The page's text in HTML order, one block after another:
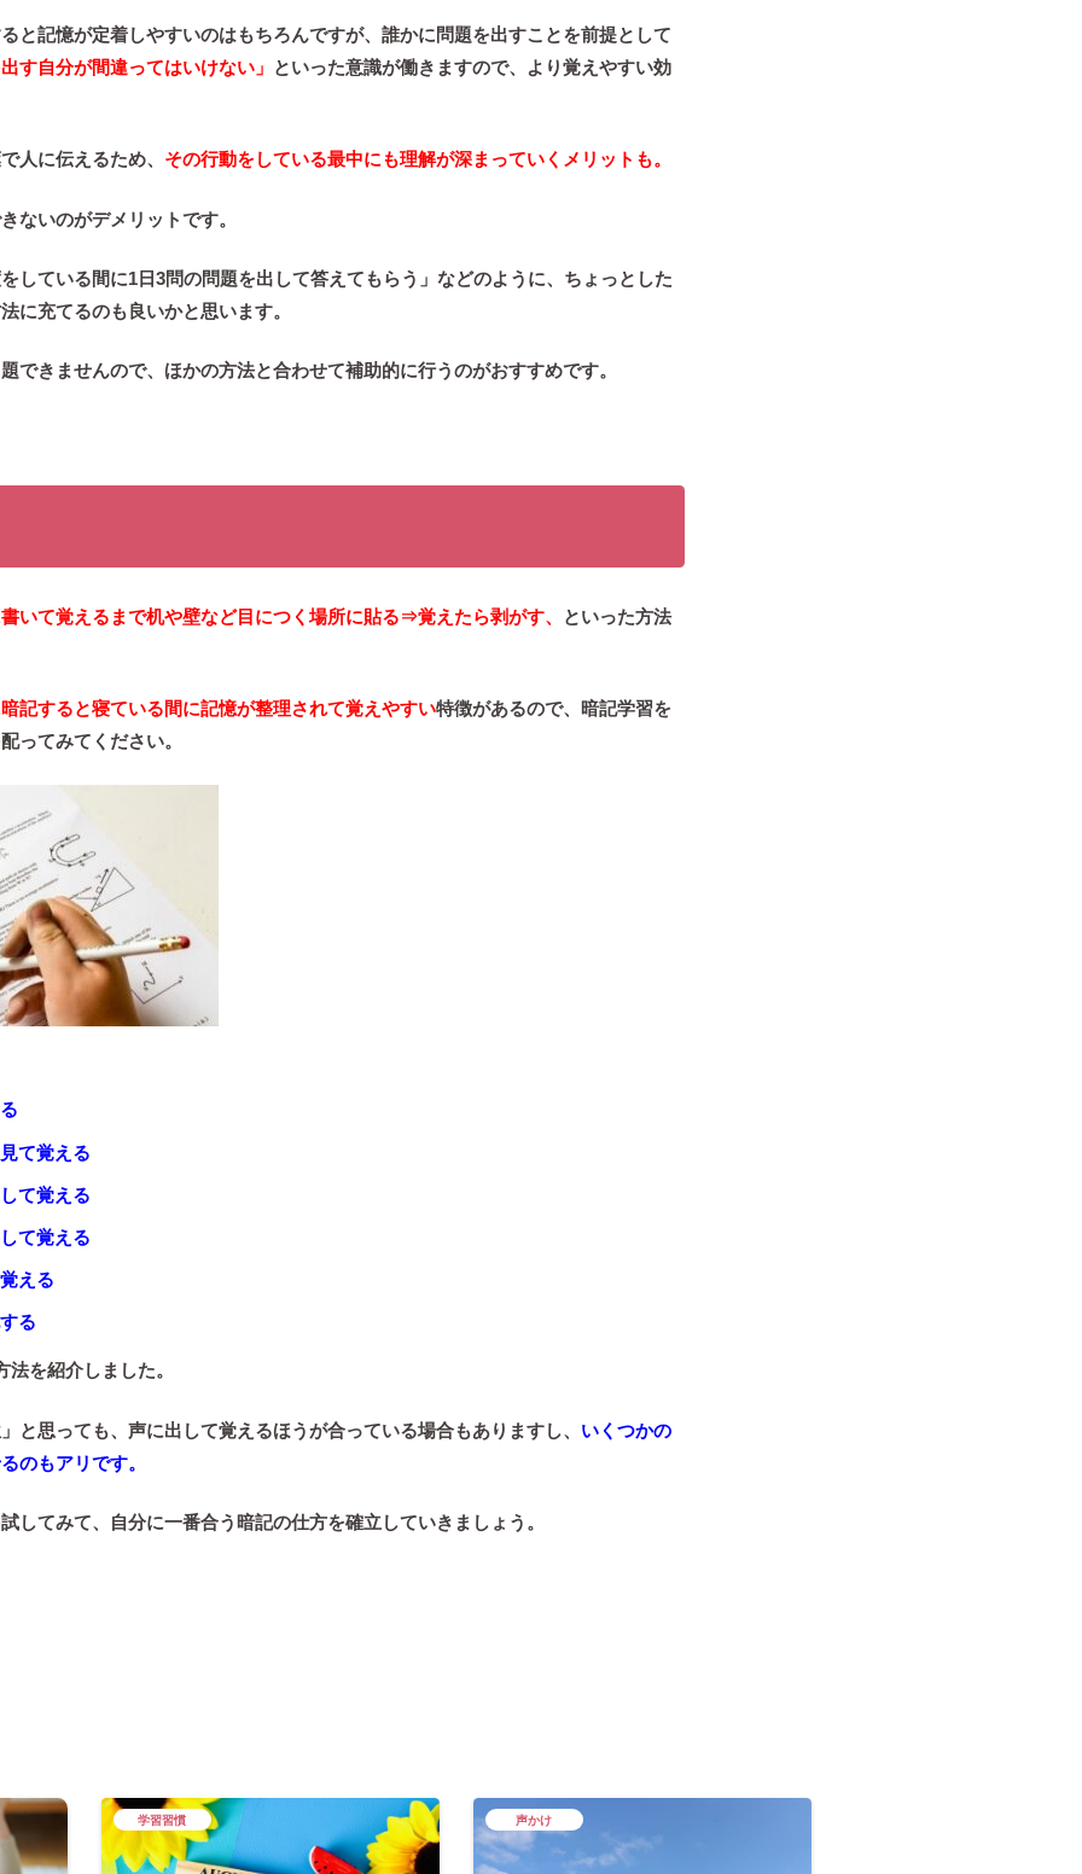
と記憶が定着しやすいのはもちろんですが、誰かに問題を出すことを前提として
す自分が間違ってはいけない」 といった意識が働きますので、より覚えやすい効
人に伝えるため、 その行動をしている最中にも理解が深まっていくメリットも。
ないのがデメリットです。
している間に1日3問の問題を出して答えてもらう」などのように、ちょっとした
に充てるのも良いかと思います。
できませんので、ほかの方法と合わせて補助的に行うのがおすすめです。
いて覚えるまで机や壁など目につく場所に貼る⇒覚えたら剥がす、 といった方法
記すると寝ている間に記憶が整理されて覚えやすい特徴があるので、 暗記学習を
ってみてください。
て覚える
て覚える
て覚える
える
る
を紹介しました。
と思っても、声に出して覚えるほうが合っている場合もありますし、 いくつかの
のもアリです。
してみて、自分に一番合う暗記の仕方を確立していきましょう。
学習習慣 声かけ